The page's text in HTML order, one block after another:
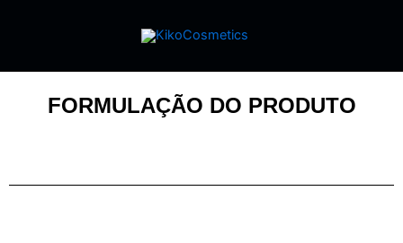
FORMULAÇÃO DO PRODUTO